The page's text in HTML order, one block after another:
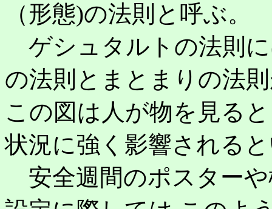
（形態)の法則と呼ぶ。
ゲシュタルトの法則
の法則とまとまりの法
この図は人が物を見る
状況に強く影響される
安全週間のポスター